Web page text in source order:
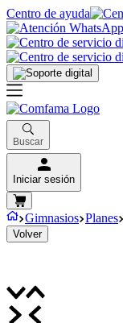
Centro de ayuda
Buscar
Iniciar sesión
Gimnasios Planes
Volver